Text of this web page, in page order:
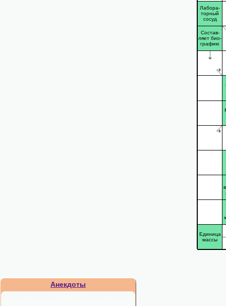
Анекдоты
Лабора-
торный
сосуд
Состав-
ляет био-
графию
Единица
массы